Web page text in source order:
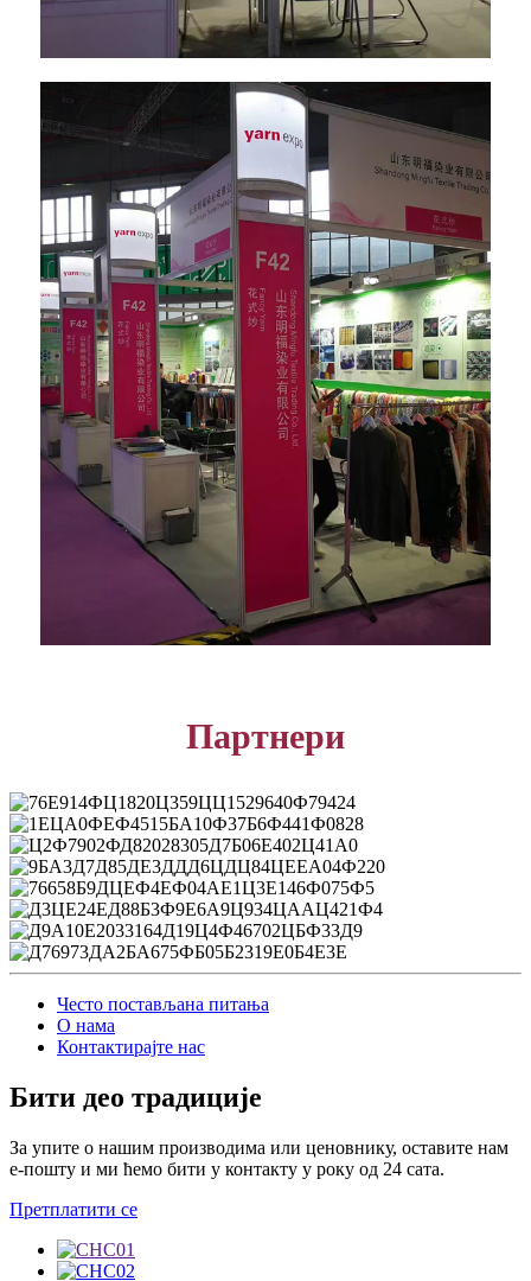
Партнери
Често постављана питања
О нама
Контактирајте нас
Бити део традиције
За упите о нашим производима или ценовнику, оставите нам
е-пошту и ми ћемо бити у контакту у року од 24 сата.
Претплатити се